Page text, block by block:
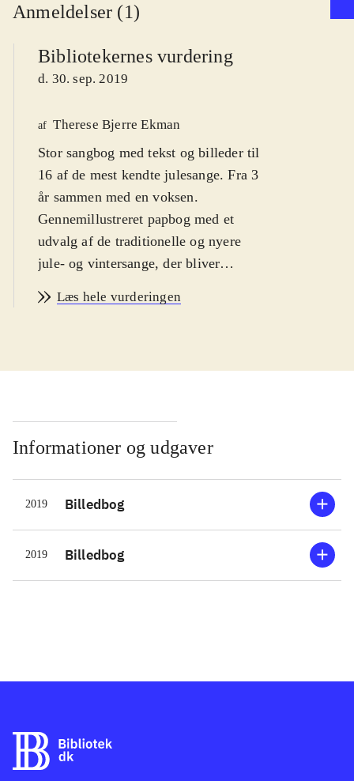
Anmeldelser (1)
Bibliotekernes vurdering
d. 30. sep. 2019
af Therese Bjerre Ekman
Stor sangbog med tekst og billeder til
16 af de mest kendte julesange. Fra 3
år sammen med en voksen.
Gennemillustreret papbog med et
udvalg af de traditionelle og nyere
jule- og vintersange, der bliver
"Sikken voldsom trængsel og alarm",
kvist", "Nu bæres lyset frem" og "På
der en tegning af et snelandskab med
mennesker og dyr, bl.a. et rensdyr
med sweater og vanter på, der kører
på kælk og har julepynt i geviret.
Det er en stor (31 cm), flot og
indbydende bog, med
gennemarbejdede, detaljerede,
papbøger med julesange, fxÅh abe! -
Nu' det jul igen - og andre kendte
julesange
Læs hele vurderingen
Informationer og udgaver
2019 Billedbog
2019 Billedbog